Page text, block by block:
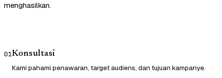
menghasilkan.
01Konsultasi
Kami pahami penawaran, target audiens, dan tujuan kampanye.